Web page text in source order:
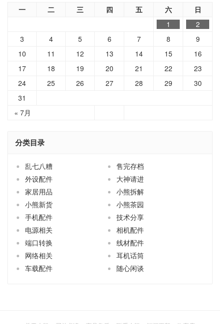
一 二 三 四 五 六 日
« 7月
1
2
3
4 5 6 7 8
9
10
11 12 13 14 15
16
17
18 19 20 21 22
23
24
25 26 27 28 29
30
31
分类目录
乱七八糟
售完存档
外设配件
大神请进
家居用品
小熊拆解
小熊新货
小熊茶园
手机配件
技术分享
电源相关
相机配件
端口转换
线材配件
网络相关
耳机话筒
车载配件
随心闲谈